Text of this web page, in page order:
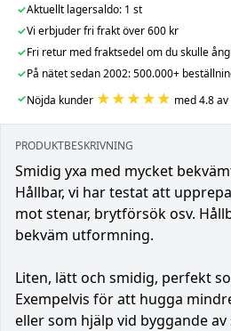
✓Aktuellt lagersaldo: 1 st
✓Vi erbjuder fri frakt över 600 kr
✓Fri retur med fraktsedel om du skulle
✓På nätet sedan 2002: 500.000+
✓Nöjda kunder ★★★★★ med 4.8
PRODUKTBESKRIVNING
Smidig yxa med mycket
Hållbar, vi har testat att
mot stenar, brytförsök osv.
bekväm utformning.
Liten, lätt och smidig, perfekt
Exempelvis för att hugga
eller som hjälp vid byggande